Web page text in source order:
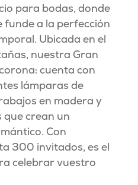
para bodas, donde
funde a la perfección
Ubicada en el
nuestra Gran
cuenta con
lámparas de
en madera y
que crean un
Con
300 invitados, es el
celebrar vuestro